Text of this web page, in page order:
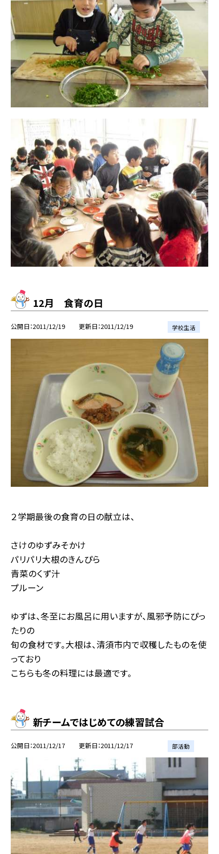
12月 食育の日
公開日 2011/12/19 更新日 2011/12/19 学校生活
２学期最後の食育の日の献立は、
さけのゆずみそかけ
パリパリ大根のきんぴら
青菜のくず汁
プルーン
ゆずは、冬至にお風呂に用いますが、風邪予防にぴっ
たりの
旬の食材です。大根は、清須市内で収穫したものを使
っており
こちらも冬の料理には最適です。
新チームではじめての練習試合
公開日 2011/12/17 更新日 2011/12/17 部活動